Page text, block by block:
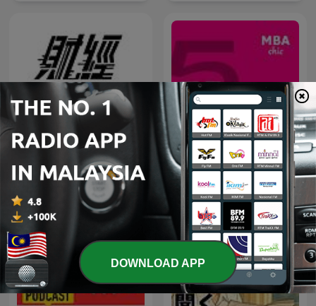
游庭皓的財經皓角
Five Questions with...
DOWNLOAD APP